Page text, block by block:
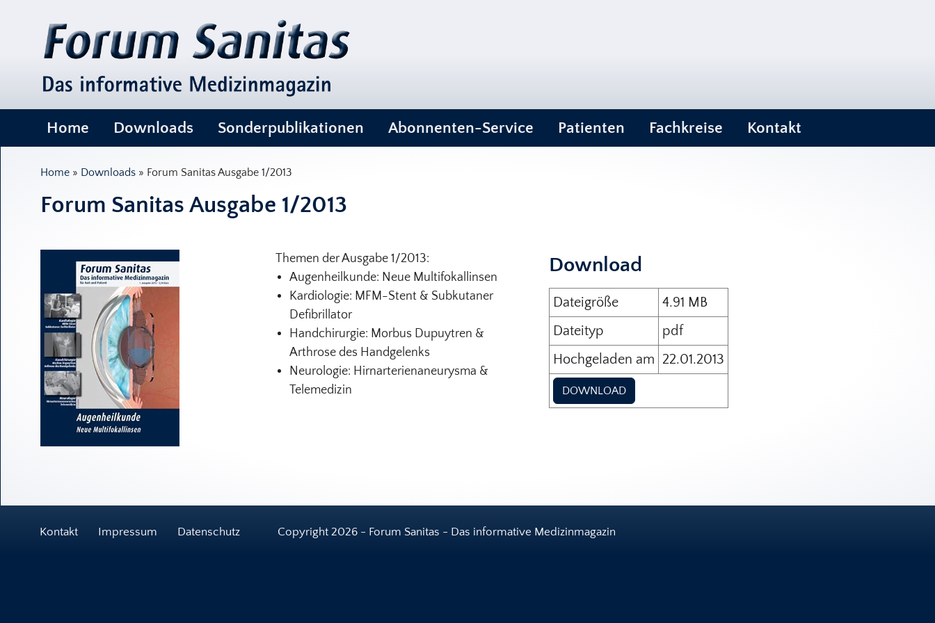
Home Downloads Sonderpublikationen Abonnenten-Service Patienten Fachkreise Kontakt
Home» Downloads» Forum Sanitas Ausgabe 1/2013
Forum Sanitas Ausgabe 1/2013
Themen der Ausgabe 1/2013:
Augenheilkunde: Neue Multifokallinsen
Kardiologie: MFM-Stent & Subkutaner
Defibrillator
Handchirurgie: Morbus Dupuytren &
Arthrose des Handgelenks
Neurologie: Hirnarterienaneurysma &
Telemedizin
Download
Dateigröße
4.91 MB
Dateityp
pdf
Hochgeladen am 22.01.2013
DOWNLOAD
Kontakt Impressum Datenschutz Copyright 2026 - Forum Sanitas - Das informative Medizinmagazin